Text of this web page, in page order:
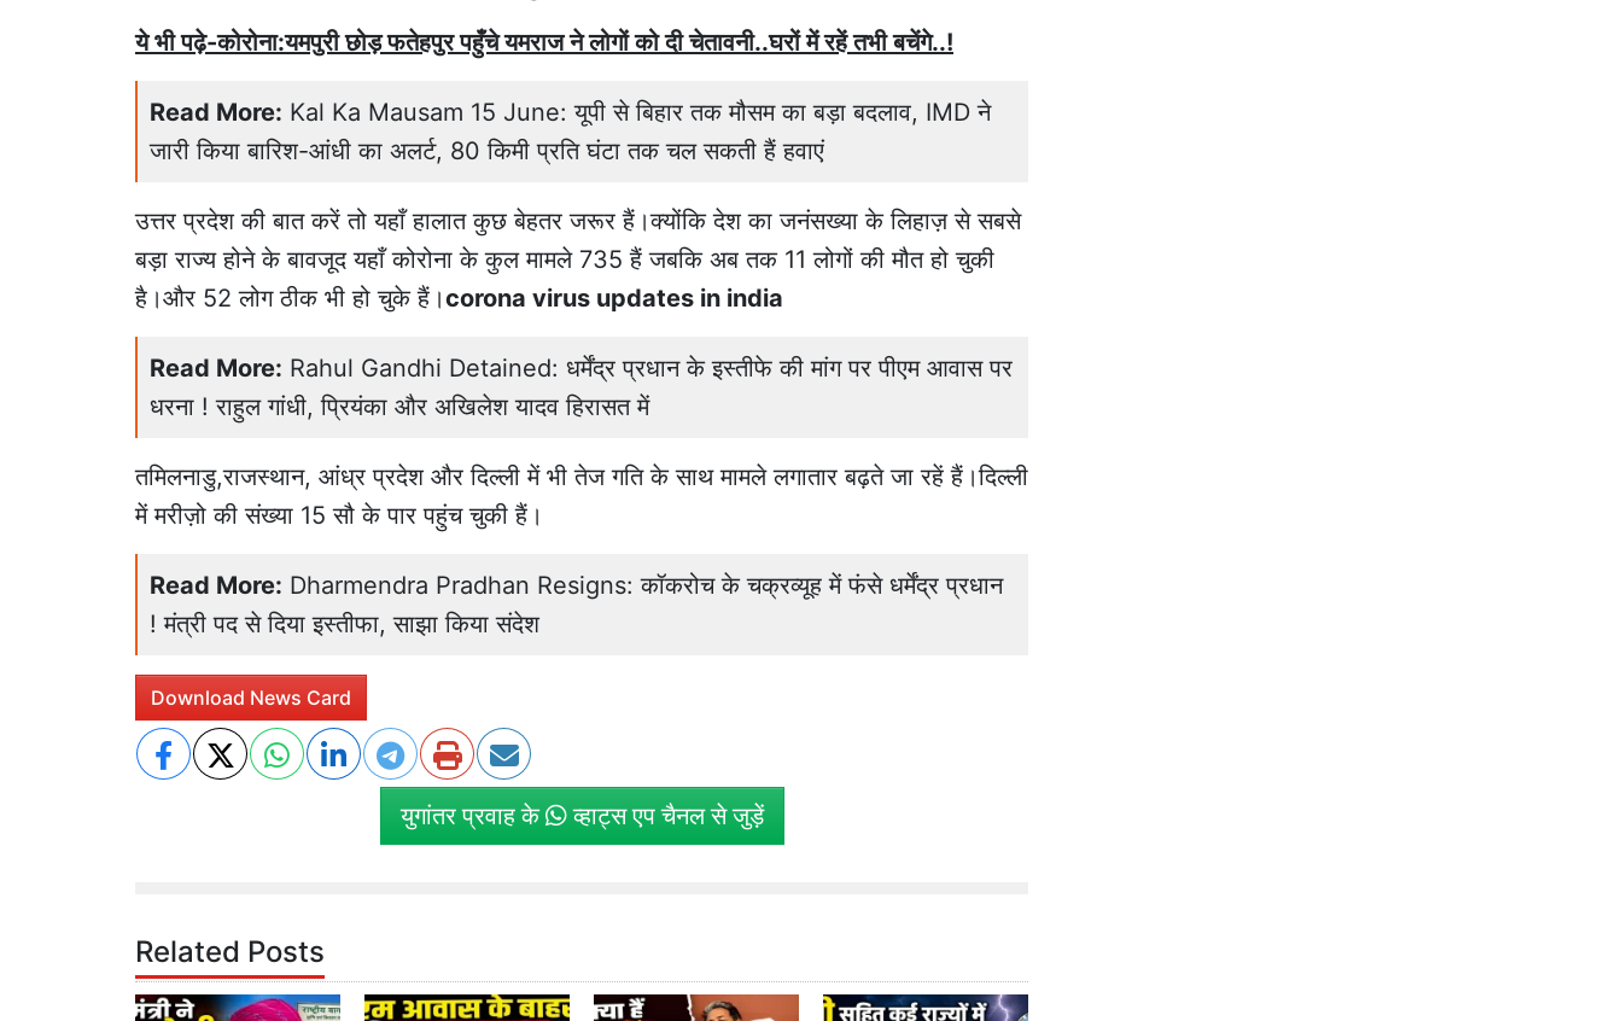
ये भी पढ़े-कोरोना:यमपुरी छोड़ फतेहपुर पहुँचे यमराज ने लोगों को दी चेतावनी..घरों में रहें तभी बचेंगे..!
Read More: Kal Ka Mausam 15 June: यूपी से बिहार तक मौसम का बड़ा बदलाव, IMD ने
जारी किया बारिश-आंधी का अलर्ट, 80 किमी प्रति घंटा तक चल सकती हैं हवाएं
उत्तर प्रदेश की बात करें तो यहाँ हालात कुछ बेहतर जरूर हैं।क्योंकि देश का जनंसख्या के लिहाज़ से सबसे
बड़ा राज्य होने के बावजूद यहाँ कोरोना के कुल मामले 735 हैं जबकि अब तक 11 लोगों की मौत हो चुकी
है।और 52 लोग ठीक भी हो चुके हैं।corona virus updates in india
Read More: Rahul Gandhi Detained: धर्मेंद्र प्रधान के इस्तीफे की मांग पर पीएम आवास पर
धरना ! राहुल गांधी, प्रियंका और अखिलेश यादव हिरासत में
तमिलनाडु,राजस्थान, आंध्र प्रदेश और दिल्ली में भी तेज गति के साथ मामले लगातार बढ़ते जा रहें हैं।दिल्ली
में मरीज़ो की संख्या 15 सौ के पार पहुंच चुकी हैं।
Read More: Dharmendra Pradhan Resigns: कॉकरोच के चक्रव्यूह में फंसे धर्मेंद्र प्रधान
! मंत्री पद से दिया इस्तीफा, साझा किया संदेश
Download News Card
युगांतर प्रवाह के व्हाट्स एप चैनल से जुड़ें
Related Posts